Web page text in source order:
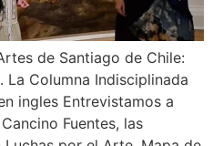
de Santiago de Chile:
La Columna Indisciplinada
ingles Entrevistamos a
Fuentes, las